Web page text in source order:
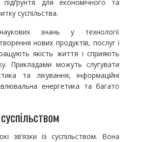
для економічного та
суспільства.
знань у технології
нових продуктів, послуг і
якість життя і сприяють
Прикладами можуть слугувати
та лікування, інформаційні
енергетика та багато
зв’язки із суспільством. Вона